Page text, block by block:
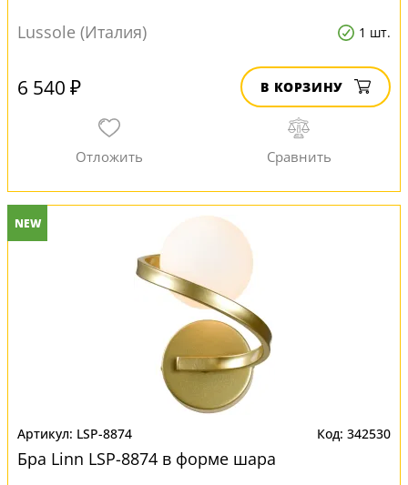
Lussole (Италия) 1 шт.
6 540 ₽ В КОРЗИНУ
NEW
LSP-8874 342530
Бра Linn LSP-8874 в форме шара